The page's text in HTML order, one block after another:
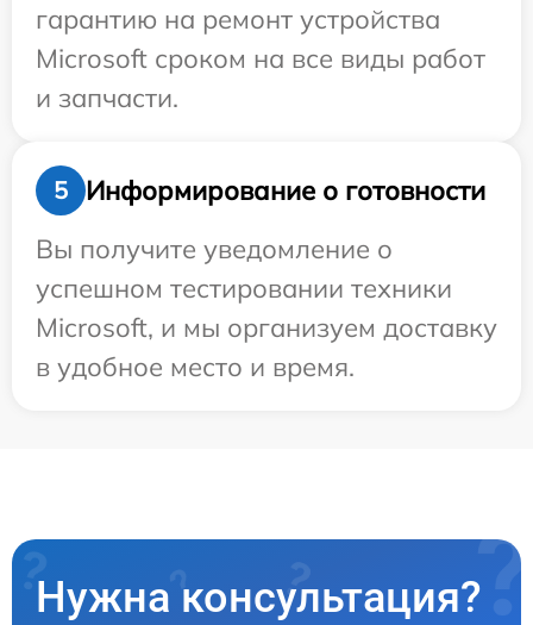
гарантию на ремонт устройства
Microsoft сроком на все виды работ
и запчасти.
5
Информирование о готовности
Вы получите уведомление о
успешном тестировании техники
Microsoft, и мы организуем доставку
в удобное место и время.
Нужна консультация?